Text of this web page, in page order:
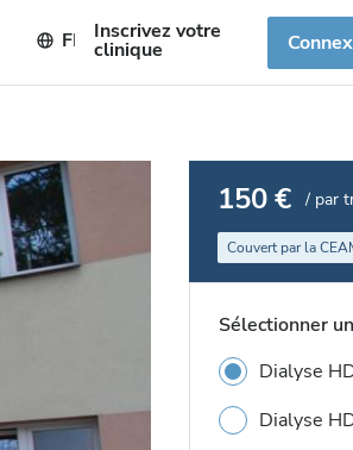
FR Inscrivez votre
clinique
150 € / par
Couvert par la
Sélectionner
Dialyse
Dialyse